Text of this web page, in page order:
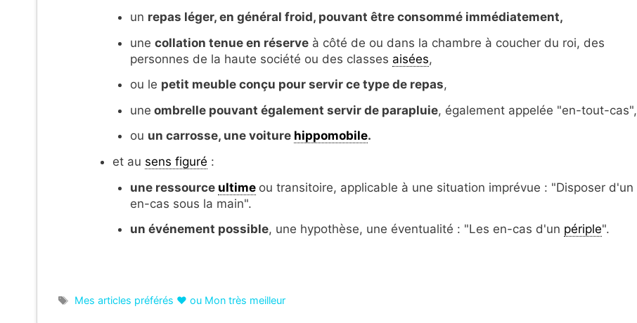
un repas léger, en général froid, pouvant être consommé immédiatement,
une collation tenue en réserve à côté de ou dans la chambre à coucher du roi, des
personnes de la haute société ou des classes aisées,
ou le petit meuble conçu pour servir ce type de repas,
une ombrelle pouvant également servir de parapluie, également appelée "en-tout-cas",
ou un carrosse, une voiture hippomobile.
et au sens figuré :
une ressource ultime ou transitoire, applicable à une situation imprévue : "Disposer d'un
en-cas sous la main".
un événement possible, une hypothèse, une éventualité : "Les en-cas d'un périple".
Étiquettes
Mes articles préférés ❤ ou Mon très meilleur